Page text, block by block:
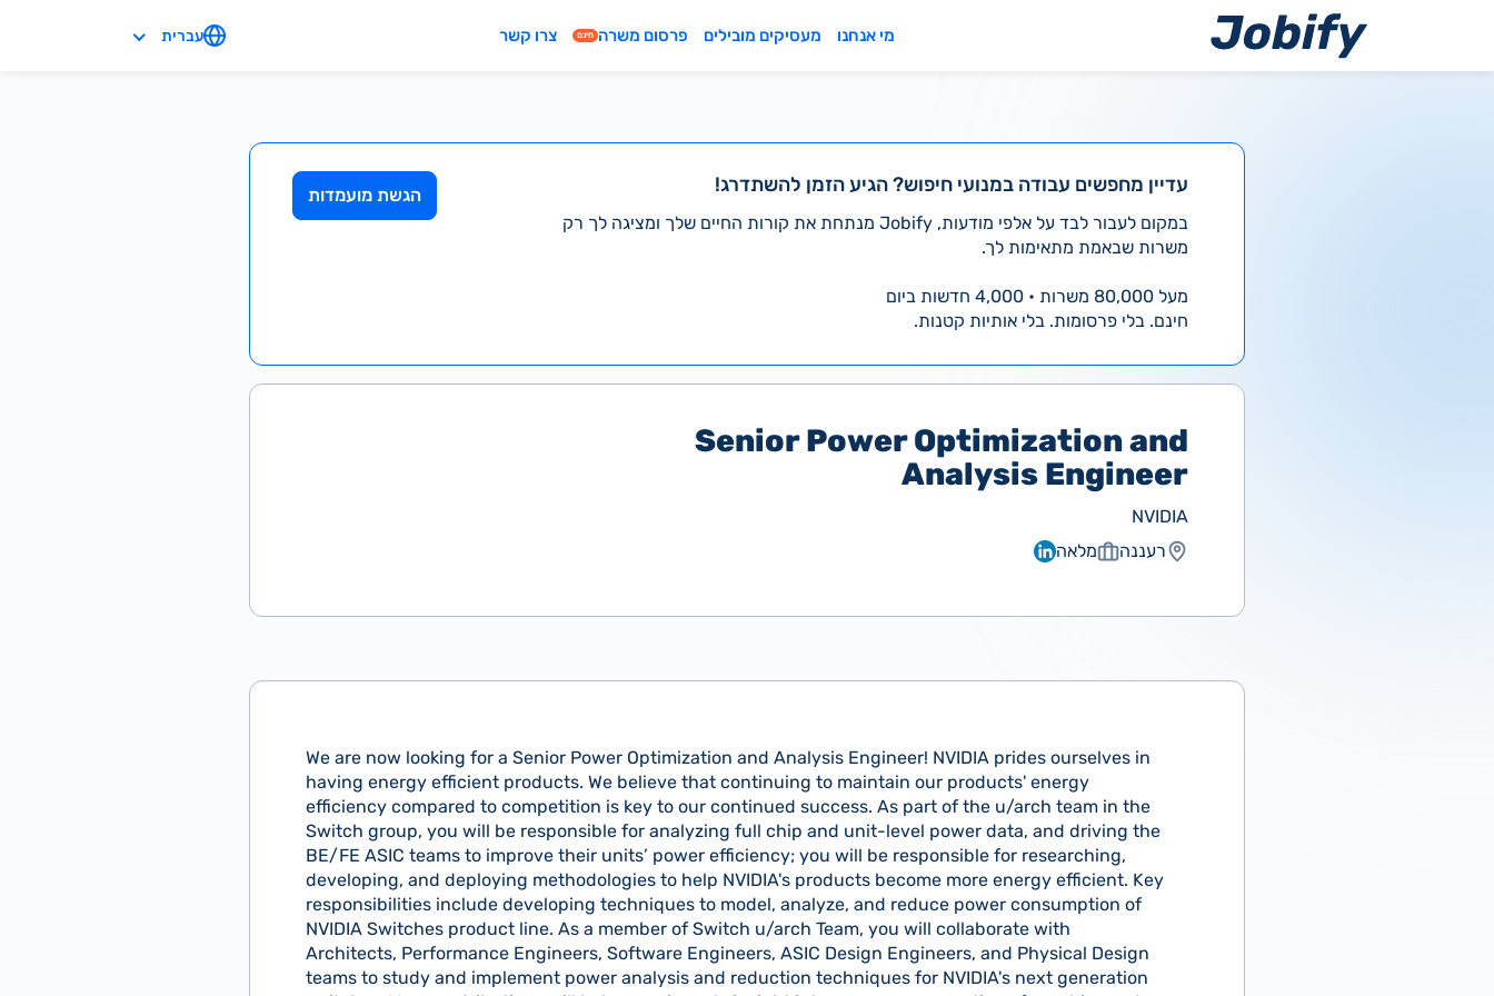
מי אנחנו מעסיקים מובילים פרסום משרה חינם צרו קשר עברית
עדיין מחפשים עבודה במנועי חיפוש? הגיע הזמן להשתדרג!
במקום לעבור לבד על אלפי מודעות, Jobify מנתחת את קורות החיים שלך ומציגה לך רק
משרות שבאמת מתאימות לך.
מעל 80,000 משרות • 4,000 חדשות ביום
חינם. בלי פרסומות. בלי אותיות קטנות.
הגשת מועמדות
Senior Power Optimization and
Analysis Engineer
NVIDIA
רעננה
מלאה
We are now looking for a Senior Power Optimization and Analysis Engineer! NVIDIA prides ourselves in
having energy efficient products. We believe that continuing to maintain our products' energy
efficiency compared to competition is key to our continued success. As part of the u/arch team in the
Switch group, you will be responsible for analyzing full chip and unit-level power data, and driving the
BE/FE ASIC teams to improve their units’ power efficiency; you will be responsible for researching,
developing, and deploying methodologies to help NVIDIA's products become more energy efficient. Key
responsibilities include developing techniques to model, analyze, and reduce power consumption of
NVIDIA Switches product line. As a member of Switch u/arch Team, you will collaborate with
Architects, Performance Engineers, Software Engineers, ASIC Design Engineers, and Physical Design
teams to study and implement power analysis and reduction techniques for NVIDIA's next generation